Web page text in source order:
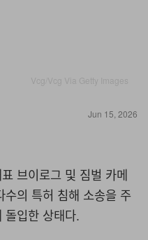
Jun 15, 2026
브이로그 및 짐벌 카메
수의 특허 침해 소송을 주
돌입한 상태다.